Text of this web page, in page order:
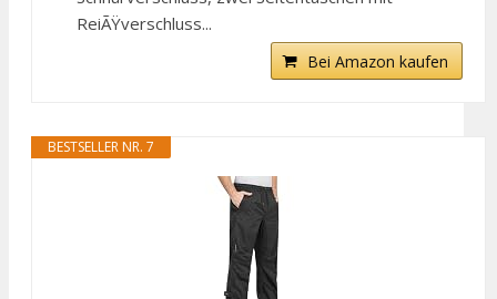
ReiÃŸverschluss...
Bei Amazon kaufen
BESTSELLER NR. 7